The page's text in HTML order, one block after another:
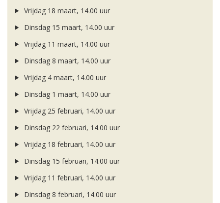
Vrijdag 18 maart, 14.00 uur
Dinsdag 15 maart, 14.00 uur
Vrijdag 11 maart, 14.00 uur
Dinsdag 8 maart, 14.00 uur
Vrijdag 4 maart, 14.00 uur
Dinsdag 1 maart, 14.00 uur
Vrijdag 25 februari, 14.00 uur
Dinsdag 22 februari, 14.00 uur
Vrijdag 18 februari, 14.00 uur
Dinsdag 15 februari, 14.00 uur
Vrijdag 11 februari, 14.00 uur
Dinsdag 8 februari, 14.00 uur